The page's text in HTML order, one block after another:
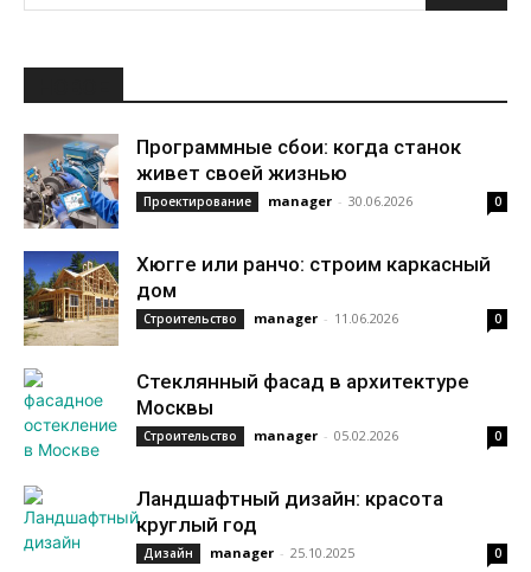
Программные сбои: когда станок
живет своей жизнью
Проектирование manager - 30.06.2026 0
Хюгге или ранчо: строим каркасный
дом
Строительство manager - 11.06.2026 0
Стеклянный фасад в архитектуре
Москвы
Строительство manager - 05.02.2026 0
Ландшафтный дизайн: красота
круглый год
Дизайн manager - 25.10.2025 0